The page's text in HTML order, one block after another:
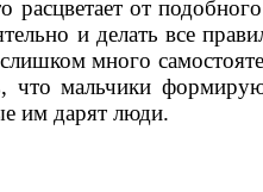
от
и делать все
много
что мальчики
им дарят люди.